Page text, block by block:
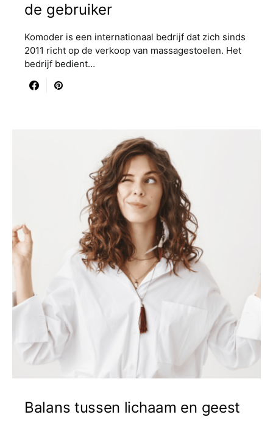
de gebruiker
Komoder is een internationaal bedrijf dat zich sinds
2011 richt op de verkoop van massagestoelen. Het
bedrijf bedient…
Balans tussen lichaam en geest